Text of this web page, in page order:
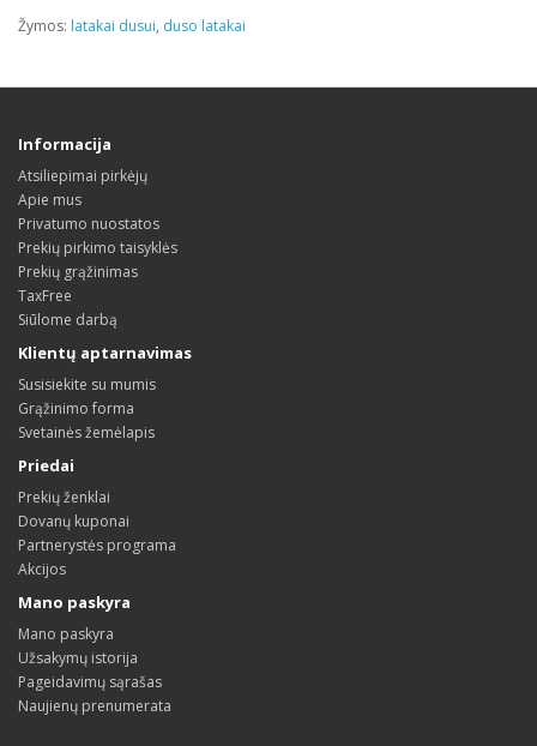
Žymos: latakai dusui, duso latakai
Informacija
Atsiliepimai pirkėjų
Apie mus
Privatumo nuostatos
Prekių pirkimo taisyklės
Prekių grąžinimas
TaxFree
Siūlome darbą
Klientų aptarnavimas
Susisiekite su mumis
Grąžinimo forma
Svetainės žemėlapis
Priedai
Prekių ženklai
Dovanų kuponai
Partnerystės programa
Akcijos
Mano paskyra
Mano paskyra
Užsakymų istorija
Pageidavimų sąrašas
Naujienų prenumerata